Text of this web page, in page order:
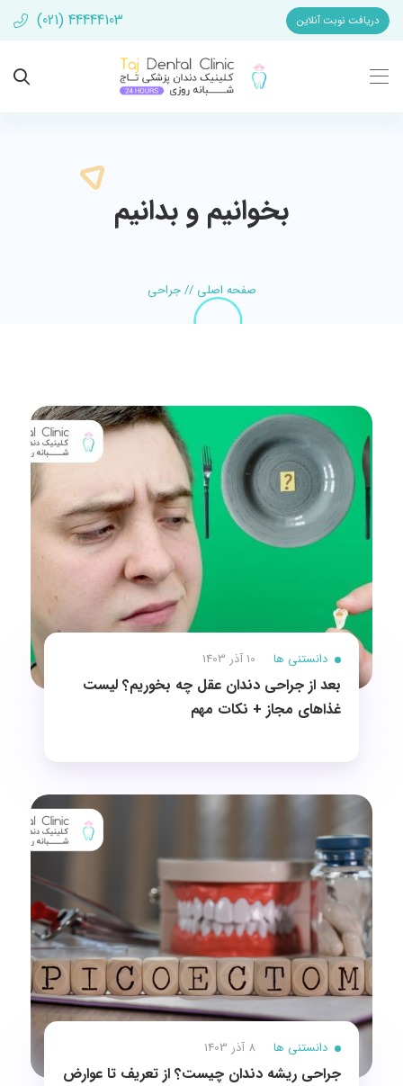
دریافت نوبت آنلاین (021) 44444103
بخوانیم و بدانیم
صفحه اصلی //جراحی
دانستنی ها 10 آذر 1403
بعد از جراحی دندان عقل چه بخوریم؟ لیست
غذاهای مجاز + نکات مهم
دانستنی ها 8 آذر 1403
جراحی ریشه دندان چیست؟ از تعریف تا عوارض